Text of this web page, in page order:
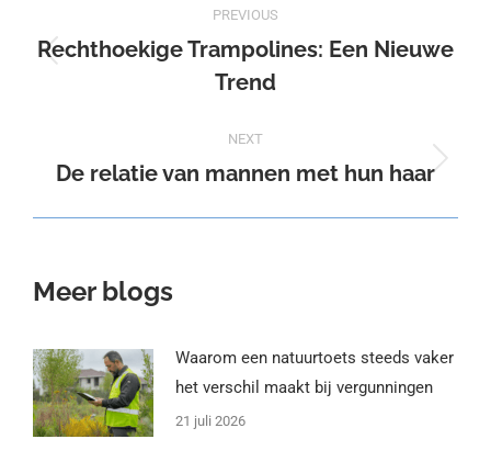
navigation
PREVIOUS
Previous
post:
Rechthoekige Trampolines: Een Nieuwe
Trend
NEXT
Next
De relatie van mannen met hun haar
Meer blogs
Waarom een natuurtoets steeds vaker
het verschil maakt bij vergunningen
21 juli 2026